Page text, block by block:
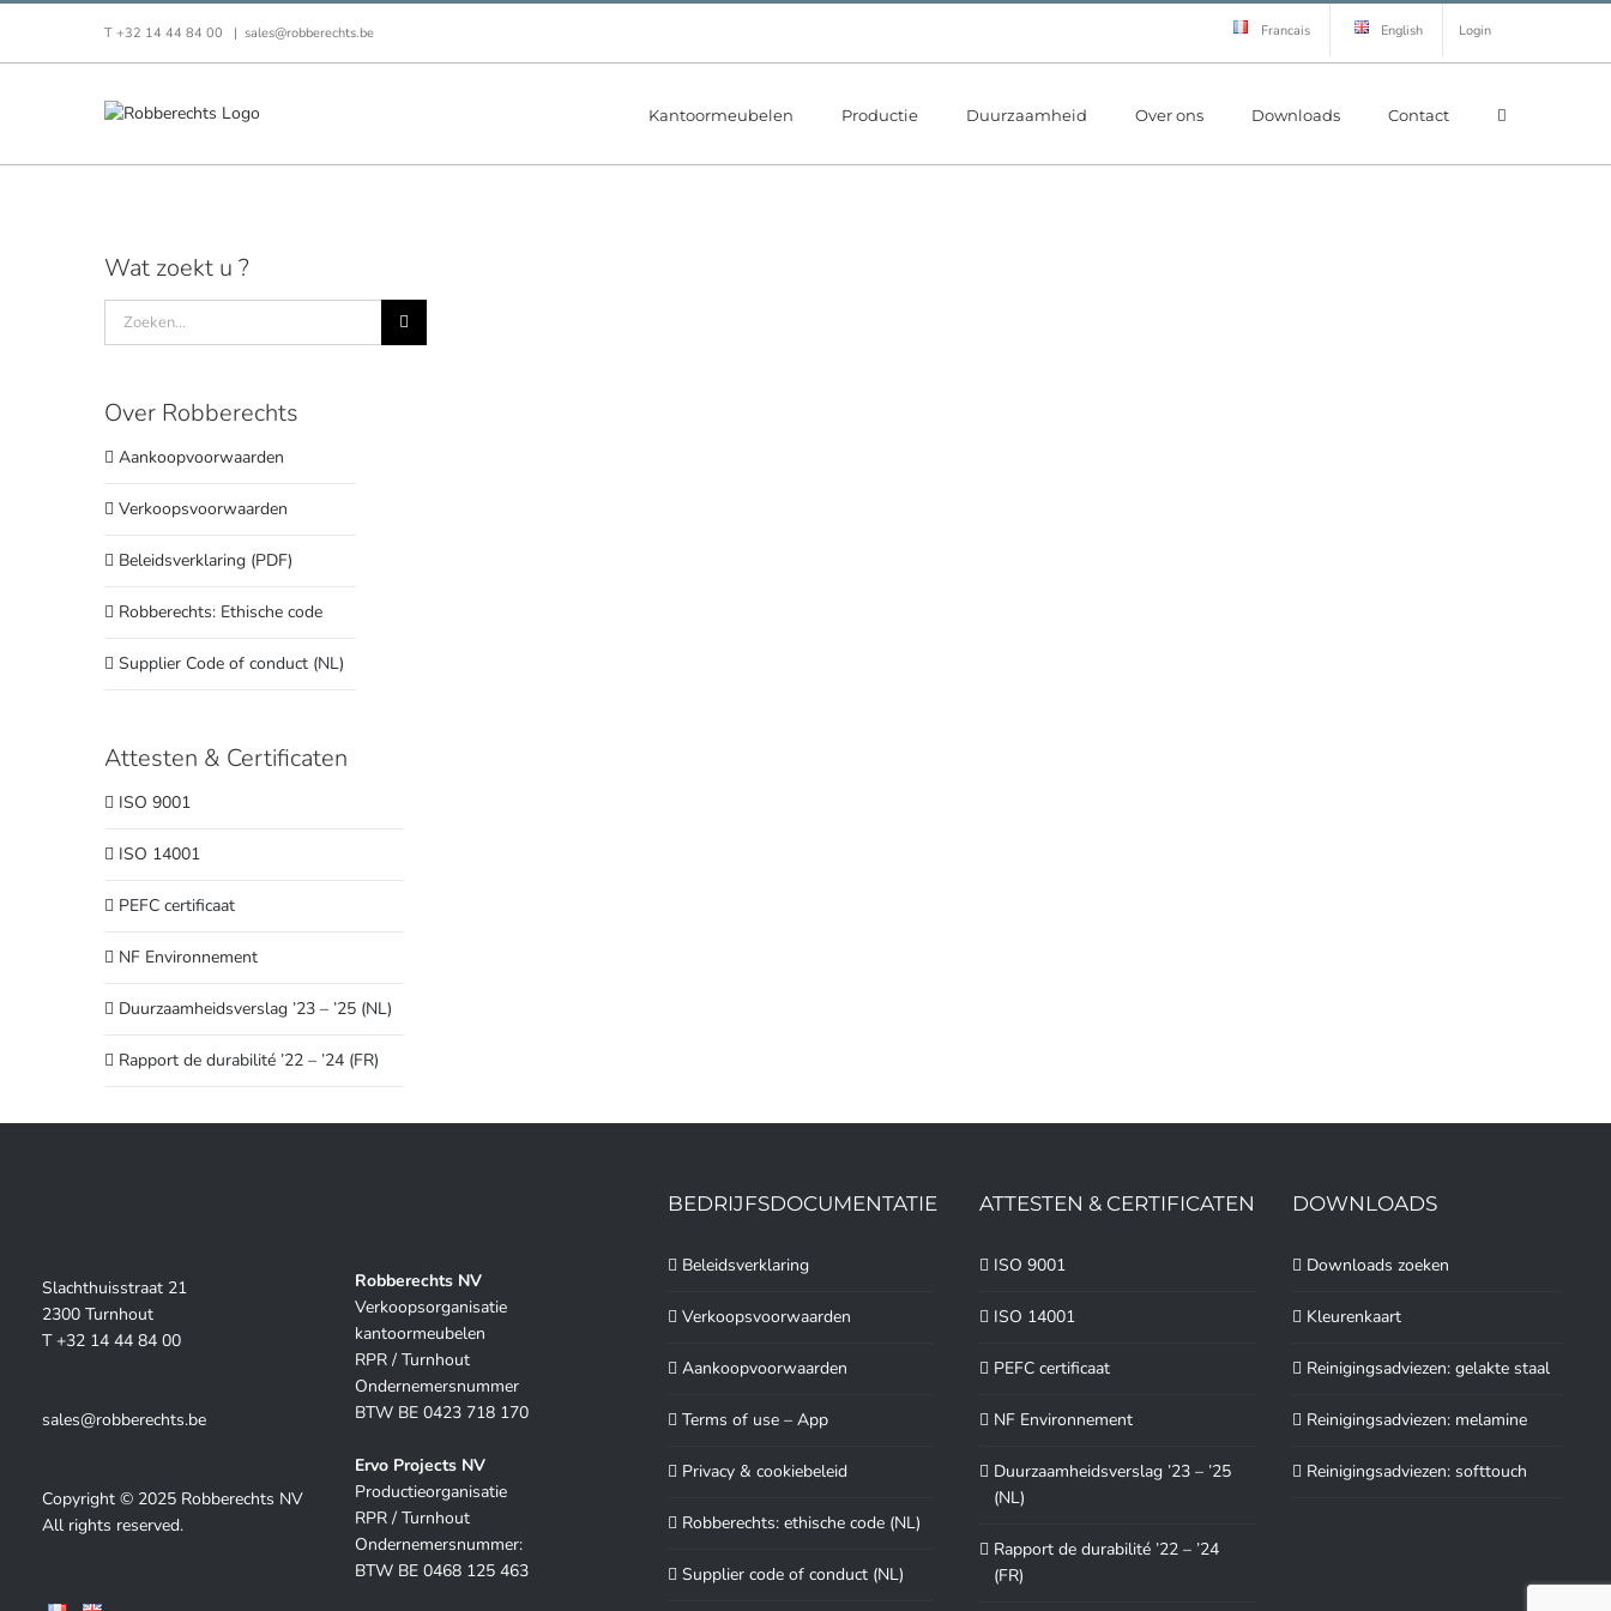
Skip
content
T +32 14 44 84 00 | sales@robberechts.be Francais English Login
Kantoormeubelen Productie Duurzaamheid Over ons Downloads Contact
Wat zoekt u ?
Zoeken
Over Robberechts
Aankoopvoorwaarden
Verkoopsvoorwaarden
Beleidsverklaring (PDF)
Robberechts: Ethische code
Supplier Code of conduct (NL)
Attesten & Certificaten
ISO 9001
ISO 14001
PEFC certificaat
NF Environnement
Duurzaamheidsverslag ’23 – ’25 (NL)
Rapport de durabilité ’22 – ’24 (FR)
Slachthuisstraat 21
2300 Turnhout
T +32 14 44 84 00
sales@robberechts.be
Copyright © 2025 Robberechts NV
All rights reserved.
Robberechts NV
Verkoopsorganisatie
kantoormeubelen
RPR / Turnhout
Ondernemersnummer
BTW BE 0423 718 170
Ervo Projects NV
Productieorganisatie
RPR / Turnhout
Ondernemersnummer:
BTW BE 0468 125 463
BEDRIJFSDOCUMENTATIE
Beleidsverklaring
Verkoopsvoorwaarden
Aankoopvoorwaarden
Terms of use – App
Privacy & cookiebeleid
Robberechts: ethische code (NL)
Supplier code of conduct (NL)
ATTESTEN & CERTIFICATEN
ISO 9001
ISO 14001
PEFC certificaat
NF Environnement
Duurzaamheidsverslag ’23 – ’25
(NL)
Rapport de durabilité ’22 – ’24
(FR)
DOWNLOADS
Downloads zoeken
Kleurenkaart
Reinigingsadviezen: gelakte staal
Reinigingsadviezen: melamine
Reinigingsadviezen: softtouch